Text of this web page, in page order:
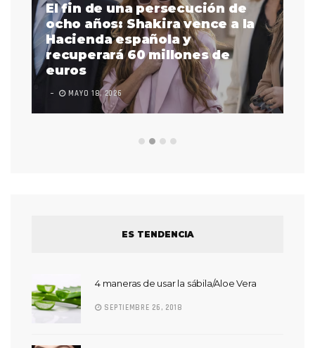
El fin de una persecución de
ocho años: Shakira vence a la
Hacienda española y
recuperará 60 millones de
euros
MAYO 18, 2026
ES TENDENCIA
4 maneras de usar la sábila/Aloe Vera
SEPTIEMBRE 26, 2018